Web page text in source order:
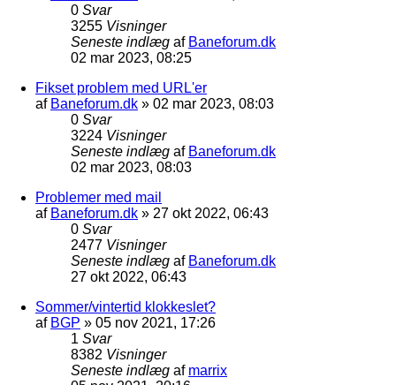
0 Svar
3255 Visninger
Seneste indlæg af Baneforum.dk
02 mar 2023, 08:25
Fikset problem med URL'er
af Baneforum.dk » 02 mar 2023, 08:03
0 Svar
3224 Visninger
Seneste indlæg af Baneforum.dk
02 mar 2023, 08:03
Problemer med mail
af Baneforum.dk » 27 okt 2022, 06:43
0 Svar
2477 Visninger
Seneste indlæg af Baneforum.dk
27 okt 2022, 06:43
Sommer/vintertid klokkeslet?
af BGP » 05 nov 2021, 17:26
1 Svar
8382 Visninger
Seneste indlæg af marrix